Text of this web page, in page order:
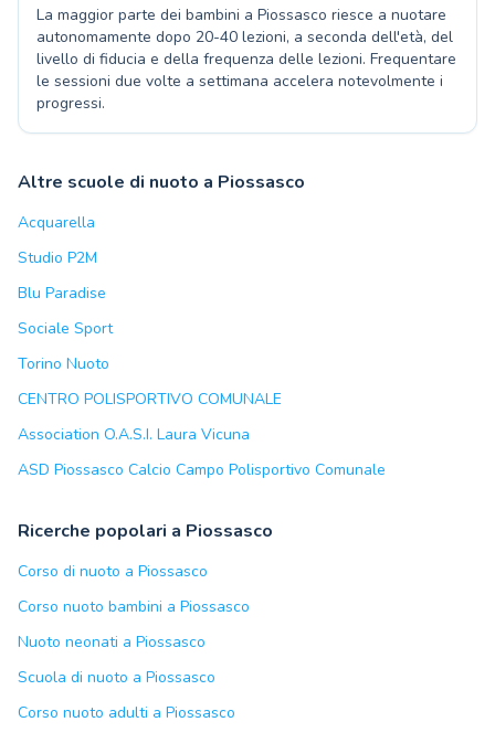
La maggior parte dei bambini a Piossasco riesce a nuotare
autonomamente dopo 20-40 lezioni, a seconda dell'età, del
livello di fiducia e della frequenza delle lezioni. Frequentare
le sessioni due volte a settimana accelera notevolmente i
progressi.
Altre scuole di nuoto a Piossasco
Acquarella
Studio P2M
Blu Paradise
Sociale Sport
Torino Nuoto
CENTRO POLISPORTIVO COMUNALE
Association O.A.S.I. Laura Vicuna
ASD Piossasco Calcio Campo Polisportivo Comunale
Ricerche popolari a Piossasco
Corso di nuoto a Piossasco
Corso nuoto bambini a Piossasco
Nuoto neonati a Piossasco
Scuola di nuoto a Piossasco
Corso nuoto adulti a Piossasco